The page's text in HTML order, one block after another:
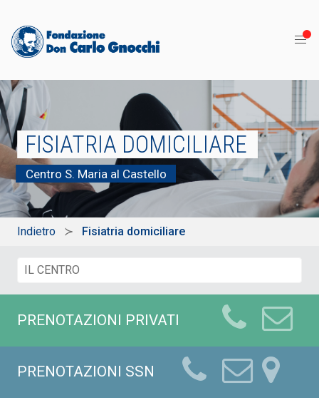
FISIATRIA DOMICILIARE
Centro S. Maria al Castello
Indietro Fisiatria domiciliare
PRENOTAZIONI PRIVATI
PRENOTAZIONI SSN